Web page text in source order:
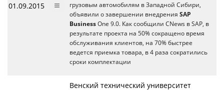
01.09.2015
грузовым автомобилям в Западной Сибири,
объявили о завершении внедрения SAP
Business One 9.0. Как сообщили CNews в SAP, в
результате проекта на 50% сокращено время
обслуживания клиентов, на 70% быстрее
ведется приемка товара, в 4 раза сократились
сроки комплектации
Венский технический университет